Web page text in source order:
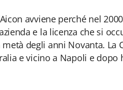
avviene perché nel
e la licenza che si
degli anni Novanta. La
e vicino a Napoli e